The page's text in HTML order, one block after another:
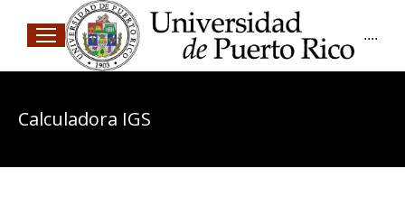
....
Calculadora IGS